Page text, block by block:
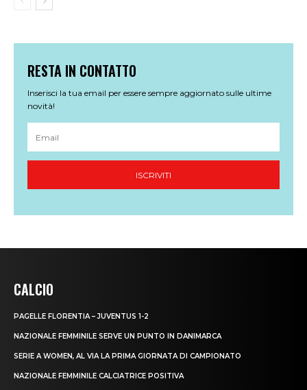
CALCIO
PAGELLE FLORENTIA – JUVENTUS 1-2
NAZIONALE FEMMINILE SERVE UN PUNTO IN DANIMARCA
SERIE A WOMEN, AL VIA LA PRIMA GIORNATA DI CAMPIONATO
NAZIONALE FEMMINILE CALCIATRICE POSITIVA